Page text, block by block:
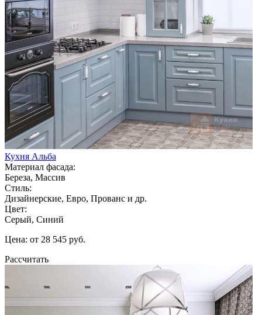
Кухня Альба
Материал фасада:
Береза, Массив
Стиль:
Дизайнерские, Евро, Прованс и др.
Цвет:
Серый, Синий
Цена: от 28 545 руб.
Рассчитать